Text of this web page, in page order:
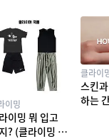
이밍
이밍 뭐 입고
? (클라이밍 복
클라이
스킨
하는